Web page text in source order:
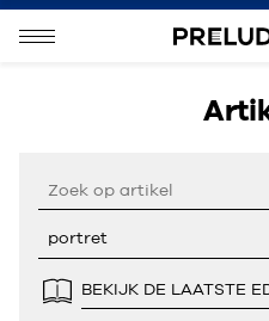
BEKIJK DE LAATSTE